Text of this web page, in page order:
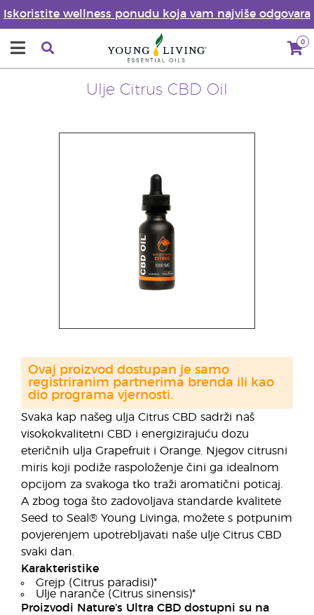
Iskoristite wellness ponudu koja vam najviše odgovara
0
Ulje Citrus CBD Oil
Svaka kap našeg ulja Citrus CBD sadrži naš
visokokvalitetni CBD i energizirajuću dozu
eteričnih ulja Grapefruit i Orange. Njegov citrusni
miris koji podiže raspoloženje čini ga idealnom
opcijom za svakoga tko traži aromatični poticaj.
A zbog toga što zadovoljava standarde kvalitete
Seed to Seal® Young Livinga, možete s potpunim
povjerenjem upotrebljavati naše ulje Citrus CBD
svaki dan.
Karakteristike
Grejp (Citrus paradisi)*
Ulje naranče (Citrus sinensis)*
Proizvodi Nature’s Ultra CBD dostupni su na
Ovaj proizvod dostupan je samo
registriranim partnerima brenda ili kao
dio programa vjernosti.